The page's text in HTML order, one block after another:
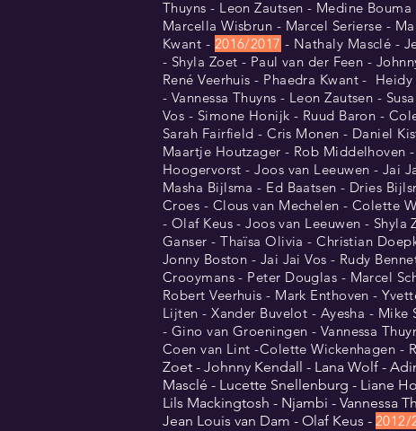
Thuyns - Leon Zautsen - Medine
Marcella Wisbrun - Marcel Serierse -
Kwant - 2016/2017 - Nathaly Masclé -
- Shyla Zoet - Paul van der Feen -
René Veerhuis - Phaedra Kwant -
- Vannessa Thuyns - Leon Zautsen -
Vos - Simone Honijk - Ruud Baron -
Sarah Fairfield - Cris Monen - Daniel
Maartje Houtzager - Rob Middelhoven
Hoogervorst - Joos van Leeuwen - Jai
Masha Bijlsma - Ed Baatsen - Dries
Croes - Clous van Mechelen - Colette
- Olaf Keus -Joos van Leeuwen - Shyla
Ganser - Thaïsa Olivia - Christian
Jonny Boston - Jai Jai Vos - Rudy
Crooymans - Peter Douglas - Marcel
Robert Veerhuis - Mark Enthoven -
Lijten - Xander Buvelot - Ayesha -
- Gino van Groeningen - Vannessa
Coen van Lint -Colette Wickenhagen -
Zoet - Johnny Kendall - Lana Wolf -
Masclé - Lucette Snellenburg - Liane
Lils Mackingtosh - Njambi - Vannessa
Jean Louis van Dam - Olaf Keus - 2012/